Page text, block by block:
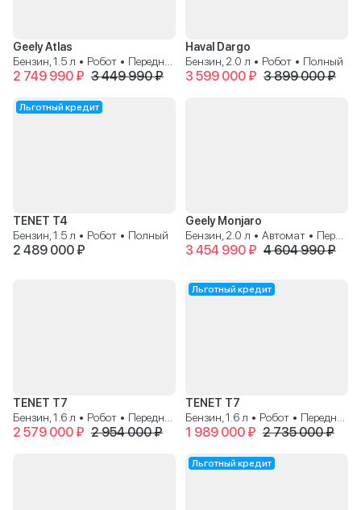
Geely Atlas
2 749 990 ₽ 3 449 990 ₽
Haval Dargo
Бензин, 2.0 л • Робот • Полный
3 599 000 ₽ 3 899 000 ₽
Льготный кредит
TENET T4
Бензин, 1.5 л • Робот • Полный
2 489 000 ₽
Geely Monjaro
Бензин, 2.0 л • Автомат • Передний
3 454 990 ₽ 4 604 990 ₽
TENET T7
2 579 000 ₽ 2 954 000 ₽
Льготный кредит
TENET T7
1 989 000 ₽ 2 735 000 ₽
Льготный кредит